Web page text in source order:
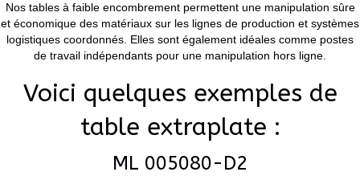
Nos tables à faible encombrement permettent une manipulation sûre
et économique des matériaux sur les lignes de production et systèmes
logistiques coordonnés. Elles sont également idéales comme postes
de travail indépendants pour une manipulation hors ligne.
Voici quelques exemples de
table extraplate :
ML 005080-D2